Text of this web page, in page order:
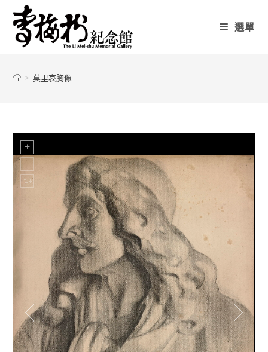
選單
> 莫里哀胸像